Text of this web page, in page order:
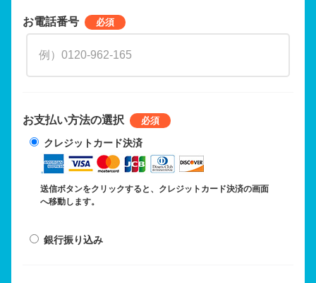
お電話番号
お支払い方法の選択
クレジットカード決済
送信ボタンをクリックすると、クレジットカード決済の画面
へ移動します。
銀行振り込み